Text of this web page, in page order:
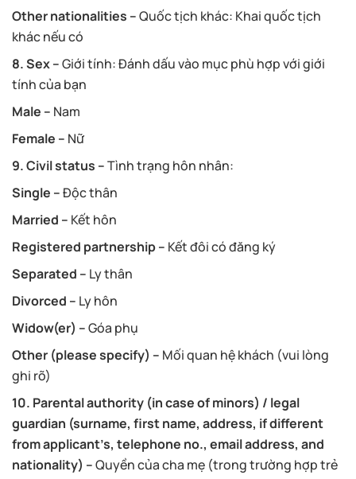
Other nationalities –Quốc tịch khác: Khai quốc tịch
khác nếu có
8. Sex –Giới tính: Đánh dấu vào mục phù hợp với giới
tính của bạn
Male – Nam
Female – Nữ
9. Civil status –Tình trạng hôn nhân:
Single –Độc thân
Married – Kết hôn
Registered partnership – Kết đôi có đăng ký
Separated – Ly thân
Divorced – Ly hôn
Widow(er) –Góa phụ
Other (please specify) – Mối quan hệ khách (vui lòng
ghi rõ)
10. Parental authority (in case of minors) / legal
guardian (surname, first name, address, if different
from applicant’s, telephone no., email address, and
nationality) –Quyền của cha mẹ (trong trường hợp trẻ